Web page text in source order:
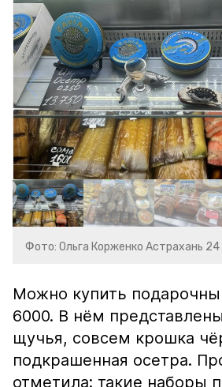
Фото: Ольга Корженко Астрахань 24
Можно купить
6000. В нём
щучья, совсем крошка
подкрашенная осетра.
отметила: такие наборы